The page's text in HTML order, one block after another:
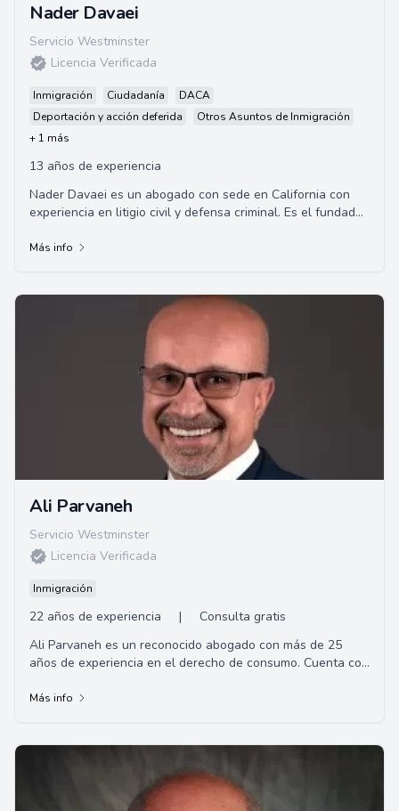
Nader Davaei
Servicio Westminster
Licencia Verificada
Inmigración Ciudadanía
DACA
Deportación y acción deferida
Otros Asuntos de Inmigración
+ 1 más
13 años de experiencia
Nader Davaei es un abogado con sede en California con
experiencia en litigio civil y defensa criminal. Es el fundador
Más info
Ali Parvaneh
Servicio Westminster
Licencia Verificada
Inmigración
22 años de experiencia |
Consulta gratis
Ali Parvaneh es un reconocido abogado con más de 25
años de experiencia en el derecho de consumo. Cuenta con
Más info